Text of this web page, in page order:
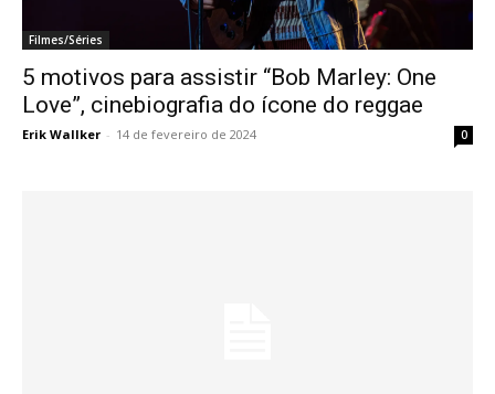
Filmes/Séries
5 motivos para assistir “Bob Marley: One
Love”, cinebiografia do ícone do reggae
Erik Wallker - 14 de fevereiro de 2024 0